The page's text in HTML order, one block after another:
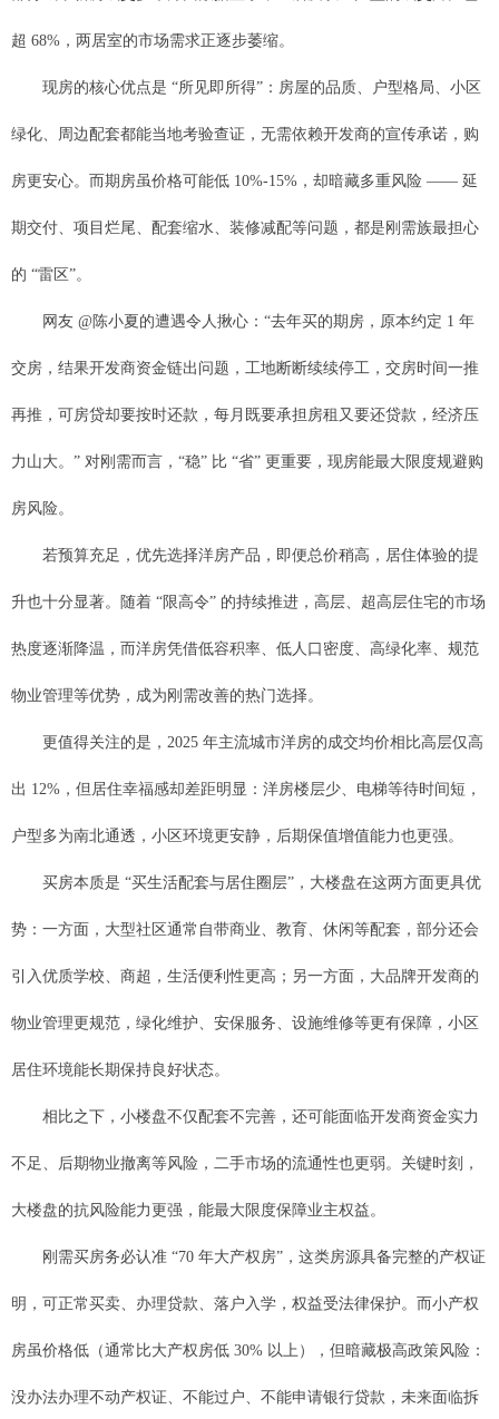
超 68%，两居室的市场需求正逐步萎缩。
现房的核心优点是 “所见即所得”：房屋的品质、户型格局、小区
绿化、周边配套都能当地考验查证，无需依赖开发商的宣传承诺，购
房更安心。而期房虽价格可能低 10%-15%，却暗藏多重风险 —— 延
期交付、项目烂尾、配套缩水、装修减配等问题，都是刚需族最担心
的 “雷区”。
网友 @陈小夏的遭遇令人揪心：“去年买的期房，原本约定 1 年
交房，结果开发商资金链出问题，工地断断续续停工，交房时间一推
再推，可房贷却要按时还款，每月既要承担房租又要还贷款，经济压
力山大。” 对刚需而言，“稳” 比 “省” 更重要，现房能最大限度规避购
房风险。
若预算充足，优先选择洋房产品，即便总价稍高，居住体验的提
升也十分显著。随着 “限高令” 的持续推进，高层、超高层住宅的市场
热度逐渐降温，而洋房凭借低容积率、低人口密度、高绿化率、规范
物业管理等优势，成为刚需改善的热门选择。
更值得关注的是，2025 年主流城市洋房的成交均价相比高层仅高
出 12%，但居住幸福感却差距明显：洋房楼层少、电梯等待时间短，
户型多为南北通透，小区环境更安静，后期保值增值能力也更强。
买房本质是 “买生活配套与居住圈层”，大楼盘在这两方面更具优
势：一方面，大型社区通常自带商业、教育、休闲等配套，部分还会
引入优质学校、商超，生活便利性更高；另一方面，大品牌开发商的
物业管理更规范，绿化维护、安保服务、设施维修等更有保障，小区
居住环境能长期保持良好状态。
相比之下，小楼盘不仅配套不完善，还可能面临开发商资金实力
不足、后期物业撤离等风险，二手市场的流通性也更弱。关键时刻，
大楼盘的抗风险能力更强，能最大限度保障业主权益。
刚需买房务必认准 “70 年大产权房”，这类房源具备完整的产权证
明，可正常买卖、办理贷款、落户入学，权益受法律保护。而小产权
房虽价格低（通常比大产权房低 30% 以上），但暗藏极高政策风险：
没办法办理不动产权证、不能过户、不能申请银行贷款，未来面临拆